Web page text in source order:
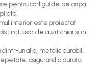
pentru carligul de pe aripa
interior este proiectat
usor de auzit chiar si in
dintr-un aliaj metalic durabil,
asigurand o durata